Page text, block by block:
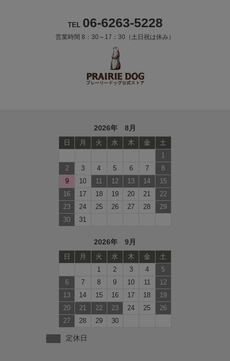
TEL 06-6263-5228
営業時間 8：30～17：30（土日祝は休み）
2026年 8月
日 月 火 水 木 金
土
1
2
3 4 5 6 7
8
9
10 11 12 13 14
15
16
17 18 19 20 21
22
23
24 25 26 27 28
29
30
31
2026年 9月
日 月 火 水 木 金
土
1
2 3 4
5
6
7 8 9 10 11
12
13
14 15 16 17 18
19
20
21 22 23 24 25
26
27
28 29 30
定休日